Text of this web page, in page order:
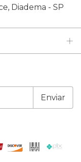
Diadema - SP